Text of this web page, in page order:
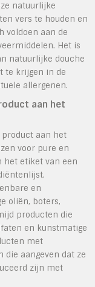
natuurlijke
vers te houden en
voldoen aan de
Het is
natuurlijke douche
te krijgen in de
allergenen.
aan het
aan het
voor pure en
het etiket van een
en
oliën, boters,
producten die
en kunstmatige
met
aangeven dat ze
zijn met